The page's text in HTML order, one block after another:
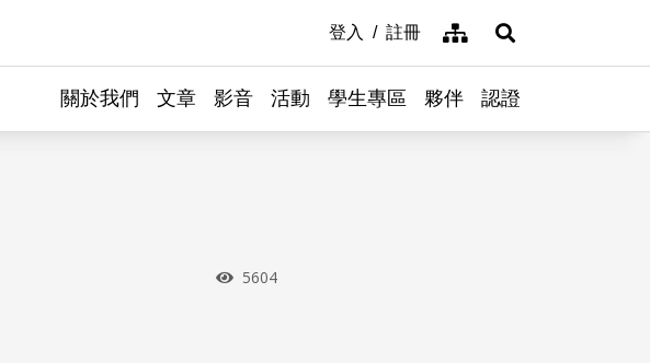
登入 註冊 網站導覽展開搜尋
關於我們 文章 影音 活動 學生專區 夥伴 認證
瀏覽次數
5604